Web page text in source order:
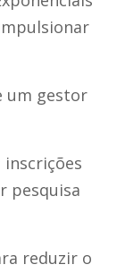
um gestor
inscrições
pesquisa
reduzir o